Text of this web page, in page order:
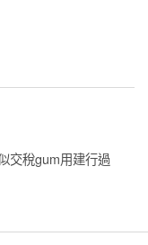
交稅gum用建行過